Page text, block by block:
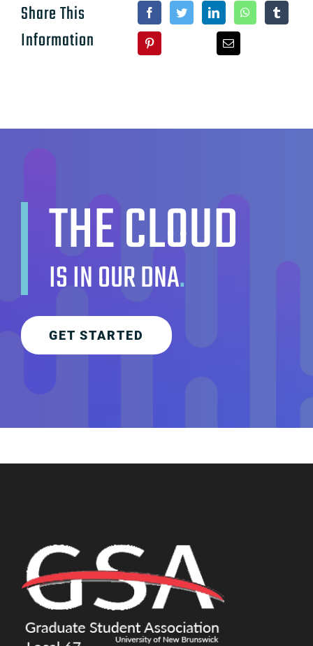
Share This
Information
THE CLOUD
IS IN OUR DNA.
GET STARTED